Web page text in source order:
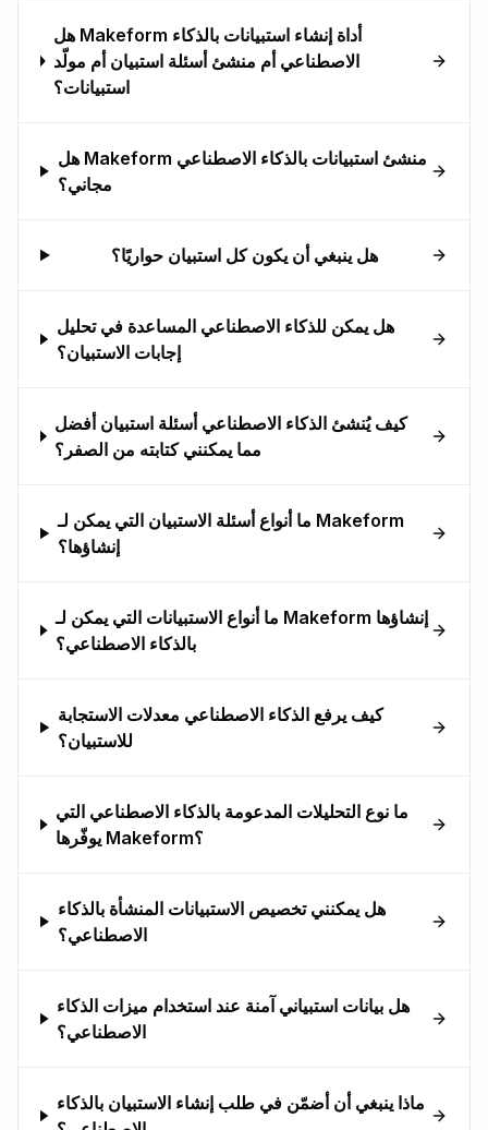
هل Makeform أداة إنشاء استبيانات بالذكاء
الاصطناعي أم منشئ أسئلة استبيان أم مولّد
استبيانات؟
هل Makeform منشئ استبيانات بالذكاء الاصطناعي
مجاني؟
هل ينبغي أن يكون كل استبيان حواريًا؟
هل يمكن للذكاء الاصطناعي المساعدة في تحليل
إجابات الاستبيان؟
كيف يُنشئ الذكاء الاصطناعي أسئلة استبيان أفضل
مما يمكنني كتابته من الصفر؟
ما أنواع أسئلة الاستبيان التي يمكن لـ Makeform
إنشاؤها؟
ما أنواع الاستبيانات التي يمكن لـ Makeform إنشاؤها
بالذكاء الاصطناعي؟
كيف يرفع الذكاء الاصطناعي معدلات الاستجابة
للاستبيان؟
ما نوع التحليلات المدعومة بالذكاء الاصطناعي التي
يوفّرها Makeform؟
هل يمكنني تخصيص الاستبيانات المنشأة بالذكاء
الاصطناعي؟
هل بيانات استبياني آمنة عند استخدام ميزات الذكاء
الاصطناعي؟
ماذا ينبغي أن أضمّن في طلب إنشاء الاستبيان بالذكاء